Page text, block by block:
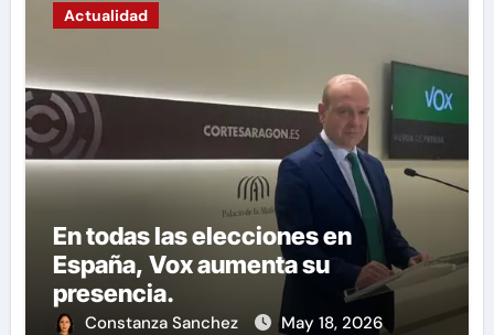
Actualidad
En todas las elecciones en
España, Vox aumenta su
presencia.
Constanza Sanchez May 18, 2026